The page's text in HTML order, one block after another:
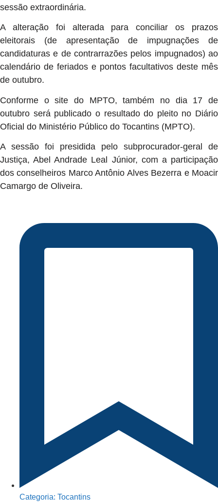
sessão extraordinária.
A alteração foi alterada para conciliar os prazos
eleitorais (de apresentação de impugnações de
candidaturas e de contrarrazões pelos impugnados) ao
calendário de feriados e pontos facultativos deste mês
de outubro.
Conforme o site do MPTO, também no dia 17 de
outubro será publicado o resultado do pleito no Diário
Oficial do Ministério Público do Tocantins (MPTO).
A sessão foi presidida pelo subprocurador-geral de
Justiça, Abel Andrade Leal Júnior, com a participação
dos conselheiros Marco Antônio Alves Bezerra e Moacir
Camargo de Oliveira.
Categoria: Tocantins